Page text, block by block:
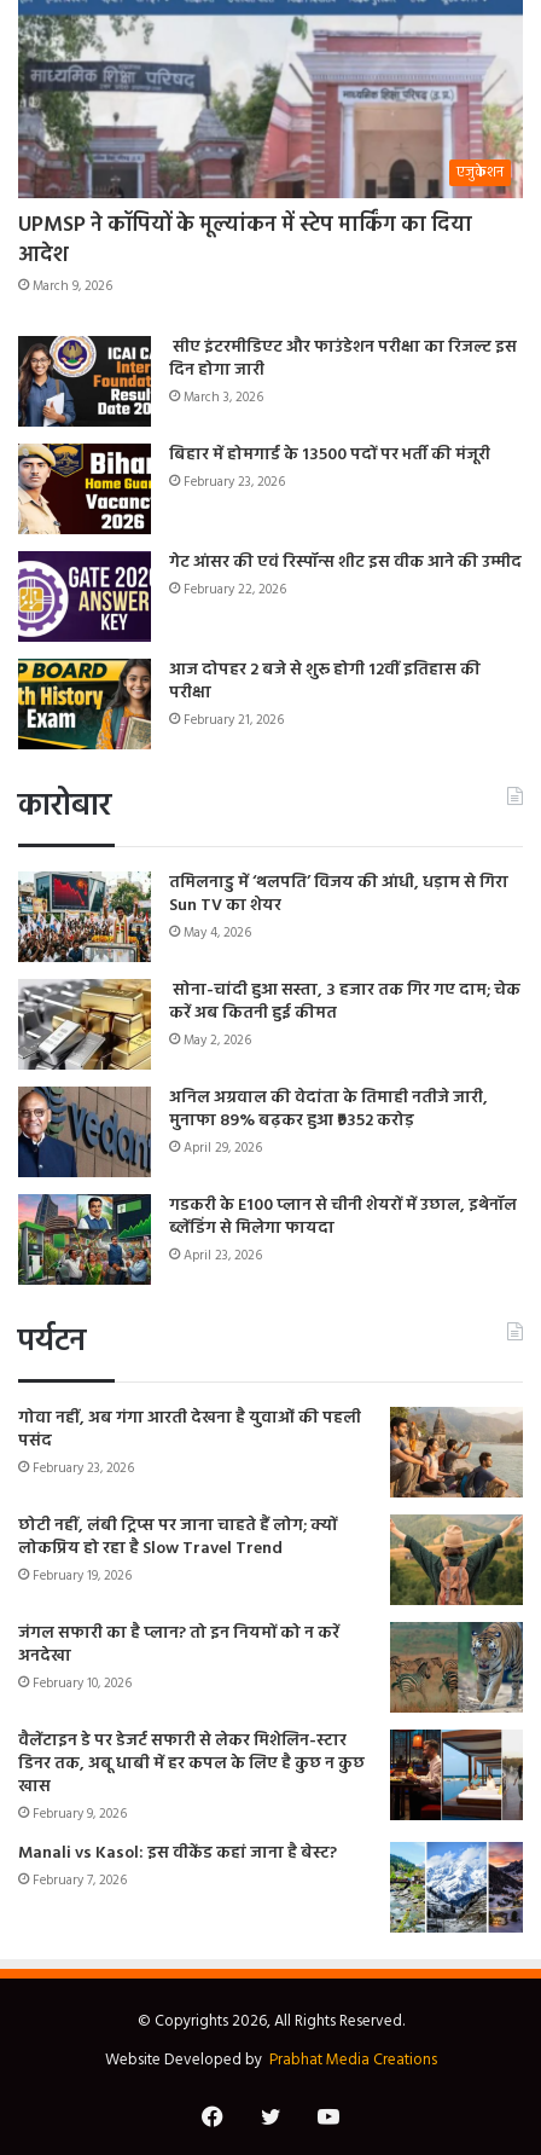
एजुकेशन
UPMSP ने कॉपियों के मूल्यांकन में स्टेप मार्किंग का दिया
आदेश
March 9, 2026
सीए इंटरमीडिएट और फाउंडेशन परीक्षा का रिजल्ट इस
दिन होगा जारी
March 3, 2026
बिहार में होमगार्ड के 13500 पदों पर भर्ती की मंजूरी
February 23, 2026
गेट आंसर की एवं रिस्पॉन्स शीट इस वीक आने की उम्मीद
February 22, 2026
आज दोपहर 2 बजे से शुरू होगी 12वीं इतिहास की
परीक्षा
February 21, 2026
कारोबार
तमिलनाडु में ‘थलपति’ विजय की आंधी, धड़ाम से गिरा
Sun TV का शेयर
May 4, 2026
सोना-चांदी हुआ सस्ता, 3 हजार तक गिर गए दाम; चेक
करें अब कितनी हुई कीमत
May 2, 2026
अनिल अग्रवाल की वेदांता के तिमाही नतीजे जारी,
मुनाफा 89% बढ़कर हुआ ₹9352 करोड़
April 29, 2026
गडकरी के E100 प्लान से चीनी शेयरों में उछाल, इथेनॉल
ब्लेंडिंग से मिलेगा फायदा
April 23, 2026
पर्यटन
गोवा नहीं, अब गंगा आरती देखना है युवाओं की पहली
पसंद
February 23, 2026
छोटी नहीं, लंबी ट्रिप्स पर जाना चाहते हैं लोग; क्यों
लोकप्रिय हो रहा है Slow Travel Trend
February 19, 2026
जंगल सफारी का है प्लान? तो इन नियमों को न करें
अनदेखा
February 10, 2026
वैलेंटाइन डे पर डेजर्ट सफारी से लेकर मिशेलिन-स्टार
डिनर तक, अबू धाबी में हर कपल के लिए है कुछ न कुछ
खास
February 9, 2026
Manali vs Kasol: इस वीकेंड कहां जाना है बेस्ट?
February 7, 2026
© Copyrights 2026, All Rights Reserved.
Website Developed by Prabhat Media Creations
FacebookTwitterYouTube